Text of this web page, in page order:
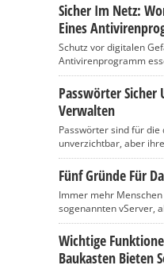
Sicher Im Netz:
Eines
Schutz vor digitalen
Antivirenprogramm
Passwörter Sicher
Verwalten
Passwörter sind für
unverzichtbar, aber
Fünf Gründe Für
Immer mehr
sogenannten vServer,
Wichtige
Baukasten Bieten